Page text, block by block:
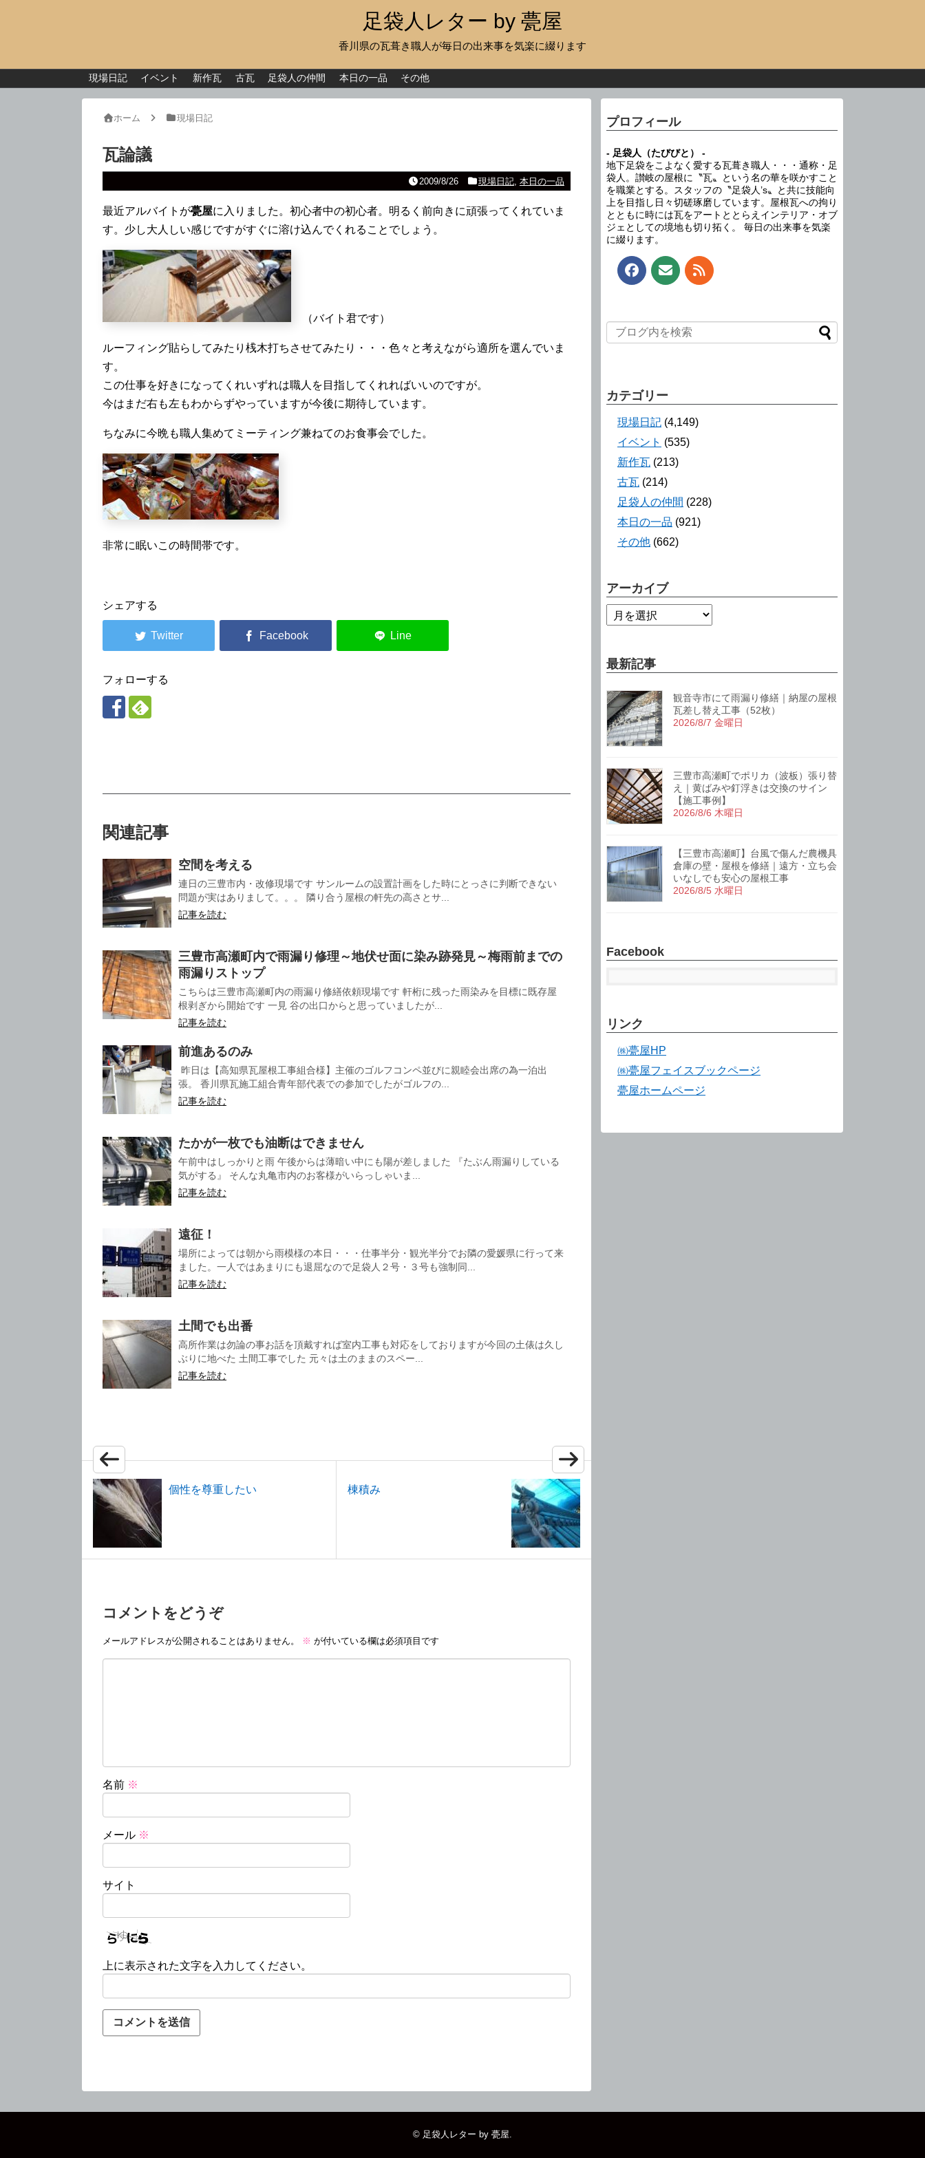
足袋人レター by 甍屋
香川県の瓦葺き職人が毎日の出来事を気楽に綴ります
現場日記 イベント 新作瓦 古瓦 足袋人の仲間 本日の一品 その他
ホーム 現場日記
瓦論議
2009/8/26 現場日記, 本日の一品
最近アルバイトが甍屋に入りました。初心者中の初心者。明るく前向きに頑張ってくれていま
す。少し大人しい感じですがすぐに溶け込んでくれることでしょう。
（バイト君です）
ルーフィング貼らしてみたり桟木打ちさせてみたり・・・色々と考えながら適所を選んでいま
す。
この仕事を好きになってくれいずれは職人を目指してくれればいいのですが。
今はまだ右も左もわからずやっていますが今後に期待しています。
ちなみに今晩も職人集めてミーティング兼ねてのお食事会でした。
非常に眠いこの時間帯です。
シェアする
フォローする
関連記事
空間を考える
連日の三豊市内・改修現場です サンルームの設置計画をした時にとっさに判断できない
問題が実はありまして。。。 隣り合う屋根の軒先の高さとサ...
記事を読む
三豊市高瀬町内で雨漏り修理～地伏せ面に染み跡発見～梅雨前までの
雨漏りストップ
こちらは三豊市高瀬町内の雨漏り修繕依頼現場です 軒桁に残った雨染みを目標に既存屋
根剥ぎから開始です 一見 谷の出口からと思っていましたが...
記事を読む
前進あるのみ
昨日は【高知県瓦屋根工事組合様】主催のゴルフコンペ並びに親睦会出席の為一泊出
張。 香川県瓦施工組合青年部代表での参加でしたがゴルフの...
記事を読む
たかが一枚でも油断はできません
午前中はしっかりと雨 午後からは薄暗い中にも陽が差しました 『たぶん雨漏りしている
気がする』 そんな丸亀市内のお客様がいらっしゃいま...
記事を読む
遠征！
場所によっては朝から雨模様の本日・・・仕事半分・観光半分でお隣の愛媛県に行って来
ました。一人ではあまりにも退屈なので足袋人２号・３号も強制同...
記事を読む
土間でも出番
高所作業は勿論の事お話を頂戴すれば室内工事も対応をしておりますが今回の土俵は久し
ぶりに地べた 土間工事でした 元々は土のままのスペー...
記事を読む
個性を尊重したい 棟積み
コメントをどうぞ
メールアドレスが公開されることはありません。 ※ が付いている欄は必須項目です
名前 ※
メール ※
サイト
上に表示された文字を入力してください。
プロフィール
- 足袋人（たびびと） -
地下足袋をこよなく愛する瓦葺き職人・・・通称・足
袋人。讃岐の屋根に〝瓦〟という名の華を咲かすこと
を職業とする。スタッフの〝足袋人’s〟と共に技能向
上を目指し日々切磋琢磨しています。屋根瓦への拘り
とともに時には瓦をアートととらえインテリア・オブ
ジェとしての境地も切り拓く。 毎日の出来事を気楽
に綴ります。
カテゴリー
現場日記 (4,149)
イベント (535)
新作瓦 (213)
古瓦 (214)
足袋人の仲間 (228)
本日の一品 (921)
その他 (662)
アーカイブ
最新記事
観音寺市にて雨漏り修繕｜納屋の屋根
瓦差し替え工事（52枚）
2026/8/7 金曜日
三豊市高瀬町でポリカ（波板）張り替
え｜黄ばみや釘浮きは交換のサイン
【施工事例】
2026/8/6 木曜日
【三豊市高瀬町】台風で傷んだ農機具
倉庫の壁・屋根を修繕｜遠方・立ち会
いなしでも安心の屋根工事
2026/8/5 水曜日
Facebook
リンク
㈱甍屋HP
㈱甍屋フェイスブックページ
甍屋ホームページ
© 足袋人レター by 甍屋
現場日記
イベント
本日の一品
その他